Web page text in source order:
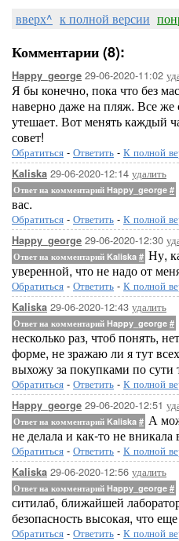
вверх^ к полной версии
Комментарии (8):
Happy_george 29-06-2020-11:02
Я бы конечно, пока что без
наверно даже на пляж. Все же
утешает. Вот менять каждый
совет!
Обратиться - Ответить - К полной
Kaliska 29-06-2020-12:14 удалить
Ответ на комментарий Happy_george #
вас.
Обратиться - Ответить - К полной
Happy_george 29-06-2020-12:30
Ответ на комментарий Kaliska # Ну,
уверенной, что не надо от
Обратиться - Ответить - К полной
Kaliska 29-06-2020-12:43 удалить
Ответ на комментарий Happy_george #
несколько раз, чтоб понять,
форме, не зражаю ли я тут
выхожу за покупками по сути
Обратиться - Ответить - К полной
Happy_george 29-06-2020-12:51
Ответ на комментарий Kaliska # А
не делала и как-то не вникала
Обратиться - Ответить - К полной
Kaliska 29-06-2020-12:56 удалить
Ответ на комментарий Happy_george #
ситилаб, ближайшей
безопасность высокая, что
Обратиться - Ответить - К полной